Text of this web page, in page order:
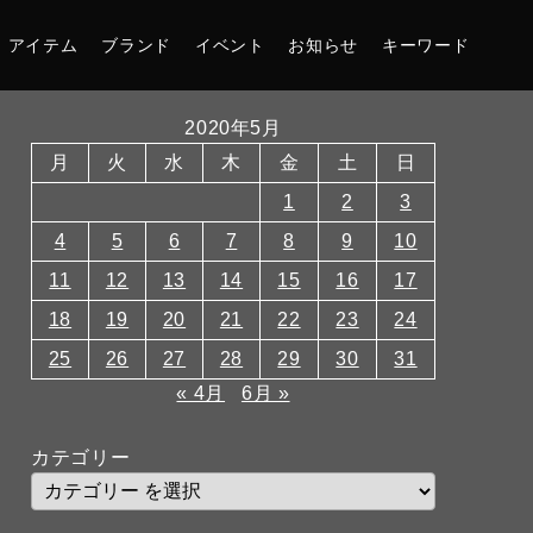
アイテム ブランド イベント お知らせ キーワード
2020年5月
月
火 水 木 金 土
日
1
2
3
4
5 6 7 8 9
10
11
12 13 14 15 16
17
18
19 20 21 22 23
24
25
26 27 28 29 30
31
« 4月
6月 »
カテゴリー